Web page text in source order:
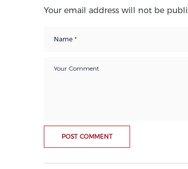
Your email address will not be